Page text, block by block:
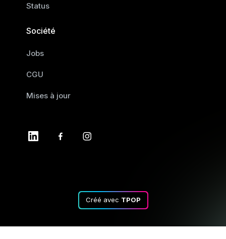
Status
Société
Jobs
CGU
Mises à jour
Créé avec TPOP